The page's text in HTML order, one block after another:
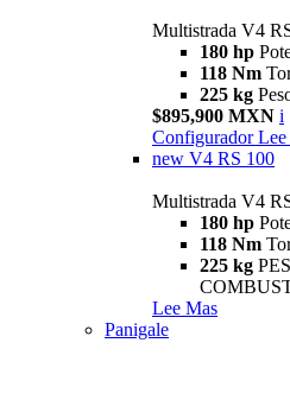
Multistrada V4
180 hp
118 Nm
225 kg
$895,900 MXN i
Configurador Lee
new V4 RS 100
Multistrada V4
180 hp
118 Nm
225 kg
Lee Mas
Panigale